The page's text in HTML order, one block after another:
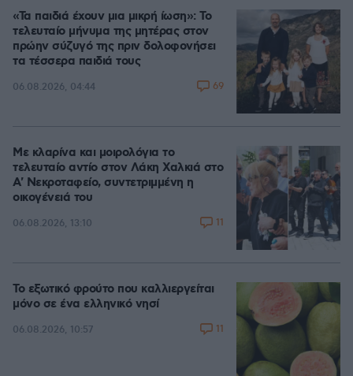
«Τα παιδιά έχουν μια μικρή ίωση»: Το
τελευταίο μήνυμα της μητέρας στον
πρώην σύζυγό της πριν δολοφονήσει
τα τέσσερα παιδιά τους
06.08.2026, 04:44 69
Με κλαρίνα και μοιρολόγια το
τελευταίο αντίο στον Λάκη Χαλκιά στο
A' Νεκροταφείο, συντετριμμένη η
οικογένειά του
06.08.2026, 13:10 11
Το εξωτικό φρούτο που καλλιεργείται
μόνο σε ένα ελληνικό νησί
06.08.2026, 10:57 11